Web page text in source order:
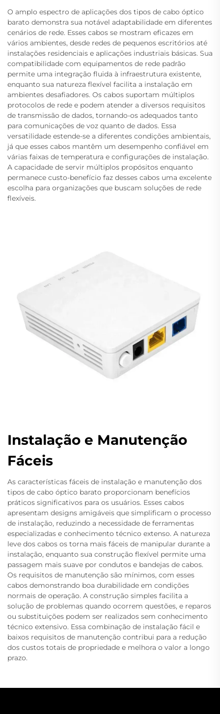
O amplo espectro de aplicações dos tipos de cabo óptico
barato demonstra sua notável adaptabilidade em diferentes
cenários de rede. Esses cabos se mostram eficazes em
vários ambientes, desde redes de pequenos escritórios até
instalações residenciais e aplicações industriais básicas. Sua
compatibilidade com equipamentos de rede padrão
permite uma integração fluida à infraestrutura existente,
enquanto sua natureza flexível facilita a instalação em
ambientes desafiadores. Os cabos suportam múltiplos
protocolos de rede e podem atender a diversos requisitos
de transmissão de dados, tornando-os adequados tanto
para comunicações de voz quanto de dados. Essa
versatilidade estende-se a diferentes condições ambientais,
já que esses cabos mantêm um desempenho confiável em
várias faixas de temperatura e configurações de instalação.
A capacidade de servir múltiplos propósitos enquanto
permanece custo-benefício faz desses cabos uma excelente
escolha para organizações que buscam soluções de rede
flexíveis.
Instalação e Manutenção
Fáceis
As características fáceis de instalação e manutenção dos
tipos de cabo óptico barato proporcionam benefícios
práticos significativos para os usuários. Esses cabos
apresentam designs amigáveis que simplificam o processo
de instalação, reduzindo a necessidade de ferramentas
especializadas e conhecimento técnico extenso. A natureza
leve dos cabos os torna mais fáceis de manipular durante a
instalação, enquanto sua construção flexível permite uma
passagem mais suave por condutos e bandejas de cabos.
Os requisitos de manutenção são mínimos, com esses
cabos demonstrando boa durabilidade em condições
normais de operação. A construção simples facilita a
solução de problemas quando ocorrem questões, e reparos
ou substituições podem ser realizados sem conhecimento
técnico extensivo. Essa combinação de instalação fácil e
baixos requisitos de manutenção contribui para a redução
dos custos totais de propriedade e melhora o valor a longo
prazo.